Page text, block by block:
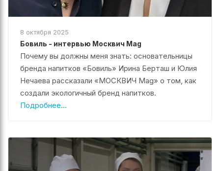
8 октября 2025
Бовиль - интервью Москвич Mag
Почему вы должны меня знать: основательницы
бренда напитков «Бовиль» Ирина Берташ и Юлия
Нечаева рассказали «МОСКВИЧ Mag» о том, как
создали экологичный бренд напитков.
Подробнее...